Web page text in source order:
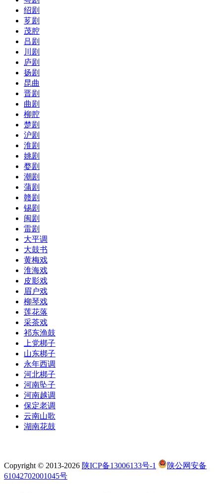
绍剧
芗剧
茂腔
吕剧
川剧
庐剧
扬剧
昆曲
晋剧
曲剧
柳腔
楚剧
沪剧
淮剧
姚剧
婺剧
潮剧
蒲剧
赣剧
锡剧
闽剧
雷剧
大平调
大鼓书
黄梅戏
淮海戏
皮影戏
眉户戏
柳琴戏
莲花落
采茶戏
祁东渔鼓
上党梆子
山东梆子
永年西调
河北梆子
河南坠子
河南越调
保定老调
云南山歌
湖南花鼓
Copyright © 2013-2026 陕ICP备13006133号-1
陕公网安备
61042702001045号